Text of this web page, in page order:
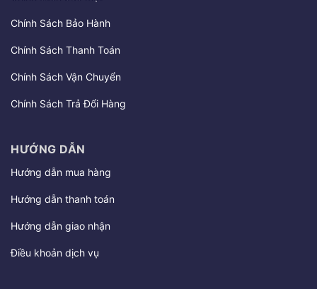
Chính Sách Bảo Hành
Chính Sách Thanh Toán
Chính Sách Vận Chuyển
Chính Sách Trả Đổi Hàng
HƯỚNG DẪN
Hướng dẫn mua hàng
Hướng dẫn thanh toán
Hướng dẫn giao nhận
Điều khoản dịch vụ